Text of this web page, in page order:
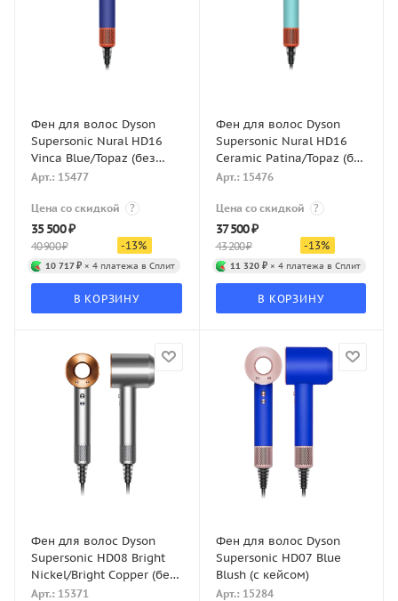
Фен для волос Dyson
Supersonic Nural HD16
Vinca Blue/Topaz (без
кейса)
Арт.: 15477
Цена со скидкой ?
35 500₽
40 900₽ -13%
10 717 ₽ × 4 платежа в Сплит
В КОРЗИНУ
Фен для волос Dyson
Supersonic Nural HD16
Ceramic Patina/Topaz (без
кейса)
Арт.: 15476
Цена со скидкой ?
37 500₽
43 200₽ -13%
11 320 ₽× 4 платежа в Сплит
В КОРЗИНУ
Фен для волос Dyson
Supersonic HD08 Bright
Nickel/Bright Copper (без
кейса)
Арт.: 15371
Фен для волос Dyson
Supersonic HD07 Blue
Blush (с кейсом)
Арт.: 15284